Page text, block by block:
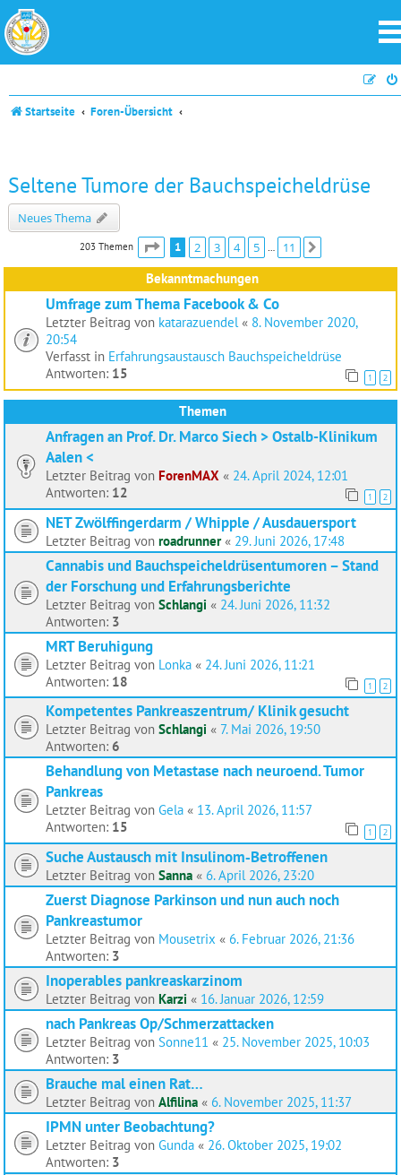
Startseite Foren-Übersicht
Seltene Tumore der Bauchspeicheldrüse
Neues Thema
203 Themen Seite von
1 2 3 4 5 11
Bekanntmachungen
Umfrage zum Thema Facebook & Co
Letzter Beitrag von katarazuendel « 8. November 2020,
20:54
Verfasst in Erfahrungsaustausch Bauchspeicheldrüse
Antworten: 15 1 2
Themen
Anfragen an Prof. Dr. Marco Siech > Ostalb-Klinikum
Aalen <
Letzter Beitrag von ForenMAX « 24. April 2024, 12:01
Antworten: 12 1 2
NET Zwölffingerdarm / Whipple / Ausdauersport
Letzter Beitrag von roadrunner« 29. Juni 2026, 17:48
Cannabis und Bauchspeicheldrüsentumoren – Stand
der Forschung und Erfahrungsberichte
Letzter Beitrag von Schlangi « 24. Juni 2026, 11:32
Antworten: 3
MRT Beruhigung
Letzter Beitrag von Lonka « 24. Juni 2026, 11:21
Antworten: 18 1 2
Kompetentes Pankreaszentrum/ Klinik gesucht
Letzter Beitrag von Schlangi « 7. Mai 2026, 19:50
Antworten: 6
Behandlung von Metastase nach neuroend. Tumor
Pankreas
Letzter Beitrag von Gela « 13. April 2026, 11:57
Antworten: 15 1 2
Suche Austausch mit Insulinom‑Betroffenen
Letzter Beitrag von Sanna « 6. April 2026, 23:20
Zuerst Diagnose Parkinson und nun auch noch
Pankreastumor
Letzter Beitrag von Mousetrix « 6. Februar 2026, 21:36
Antworten: 3
Inoperables pankreaskarzinom
Letzter Beitrag von Karzi « 16. Januar 2026, 12:59
nach Pankreas Op/Schmerzattacken
Letzter Beitrag von Sonne11 « 25. November 2025, 10:03
Antworten: 3
Brauche mal einen Rat…
Letzter Beitrag von Alfilina « 6. November 2025, 11:37
IPMN unter Beobachtung?
Letzter Beitrag von Gunda « 26. Oktober 2025, 19:02
Antworten: 3